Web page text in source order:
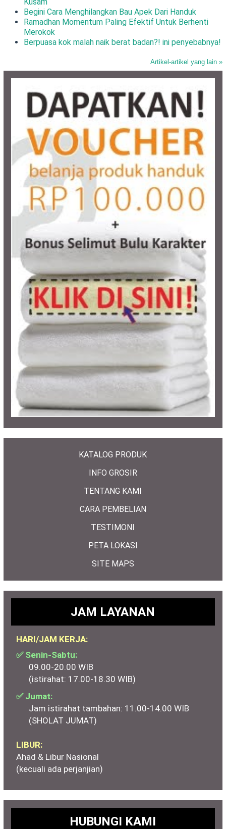
Kusam
Begini Cara Menghilangkan Bau Apek Dari Handuk
Ramadhan Momentum Paling Efektif Untuk Berhenti
Merokok
Berpuasa kok malah naik berat badan?! ini penyebabnya!
Artikel-artikel yang lain »
KATALOG PRODUK
INFO GROSIR
TENTANG KAMI
CARA PEMBELIAN
TESTIMONI
PETA LOKASI
SITE MAPS
JAM LAYANAN
HARI/JAM KERJA:
✅ Senin-Sabtu:
09.00-20.00 WIB
(istirahat: 17.00-18.30 WIB)
✅ Jumat:
Jam istirahat tambahan: 11.00-14.00 WIB
(SHOLAT JUMAT)
LIBUR:
Ahad & Libur Nasional
(kecuali ada perjanjian)
HUBUNGI KAMI